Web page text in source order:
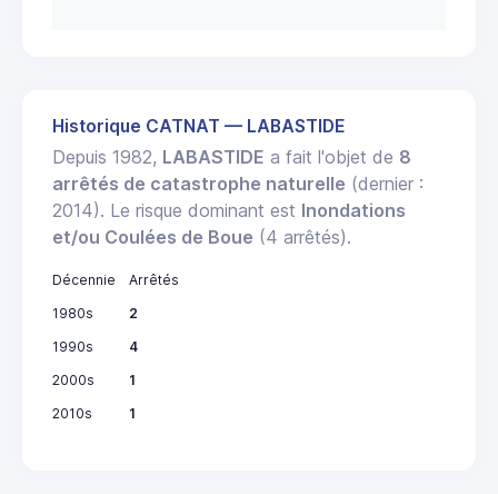
Historique CATNAT — LABASTIDE
Depuis 1982, LABASTIDE a fait l'objet de 8
arrêtés de catastrophe naturelle (dernier :
2014). Le risque dominant est Inondations
et/ou Coulées de Boue (4 arrêtés).
Décennie
Arrêtés
1980s
2
1990s
4
2000s
1
2010s
1